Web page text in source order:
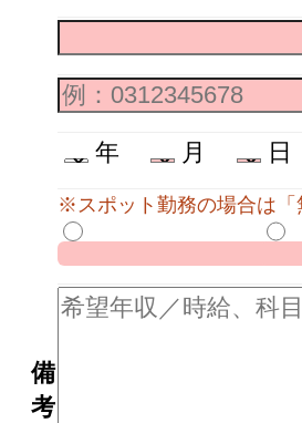
年 月 日
※スポット勤務の場合は
備
考